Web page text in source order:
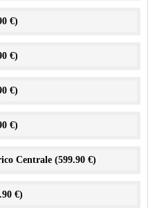
€)
€)
€)
€)
Centrale (599.90 €)
€)